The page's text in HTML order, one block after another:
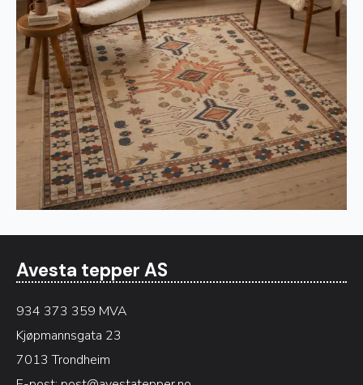
Avesta tepper AS
934 373 359 MVA
Kjøpmannsgata 23
7013 Trondheim